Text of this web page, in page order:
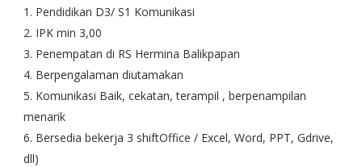
1. Pendidikan D3/ S1 Komunikasi
2. IPK min 3,00
3. Penempatan di RS Hermina Balikpapan
4. Berpengalaman diutamakan
5. Komunikasi Baik, cekatan, terampil , berpenampilan
menarik
6. Bersedia bekerja 3 shiftOffice / Excel, Word, PPT, Gdrive,
dll)